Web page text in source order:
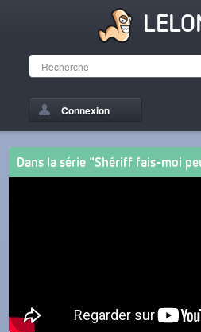
Connexion
Dans la série "Shériff fais-moi